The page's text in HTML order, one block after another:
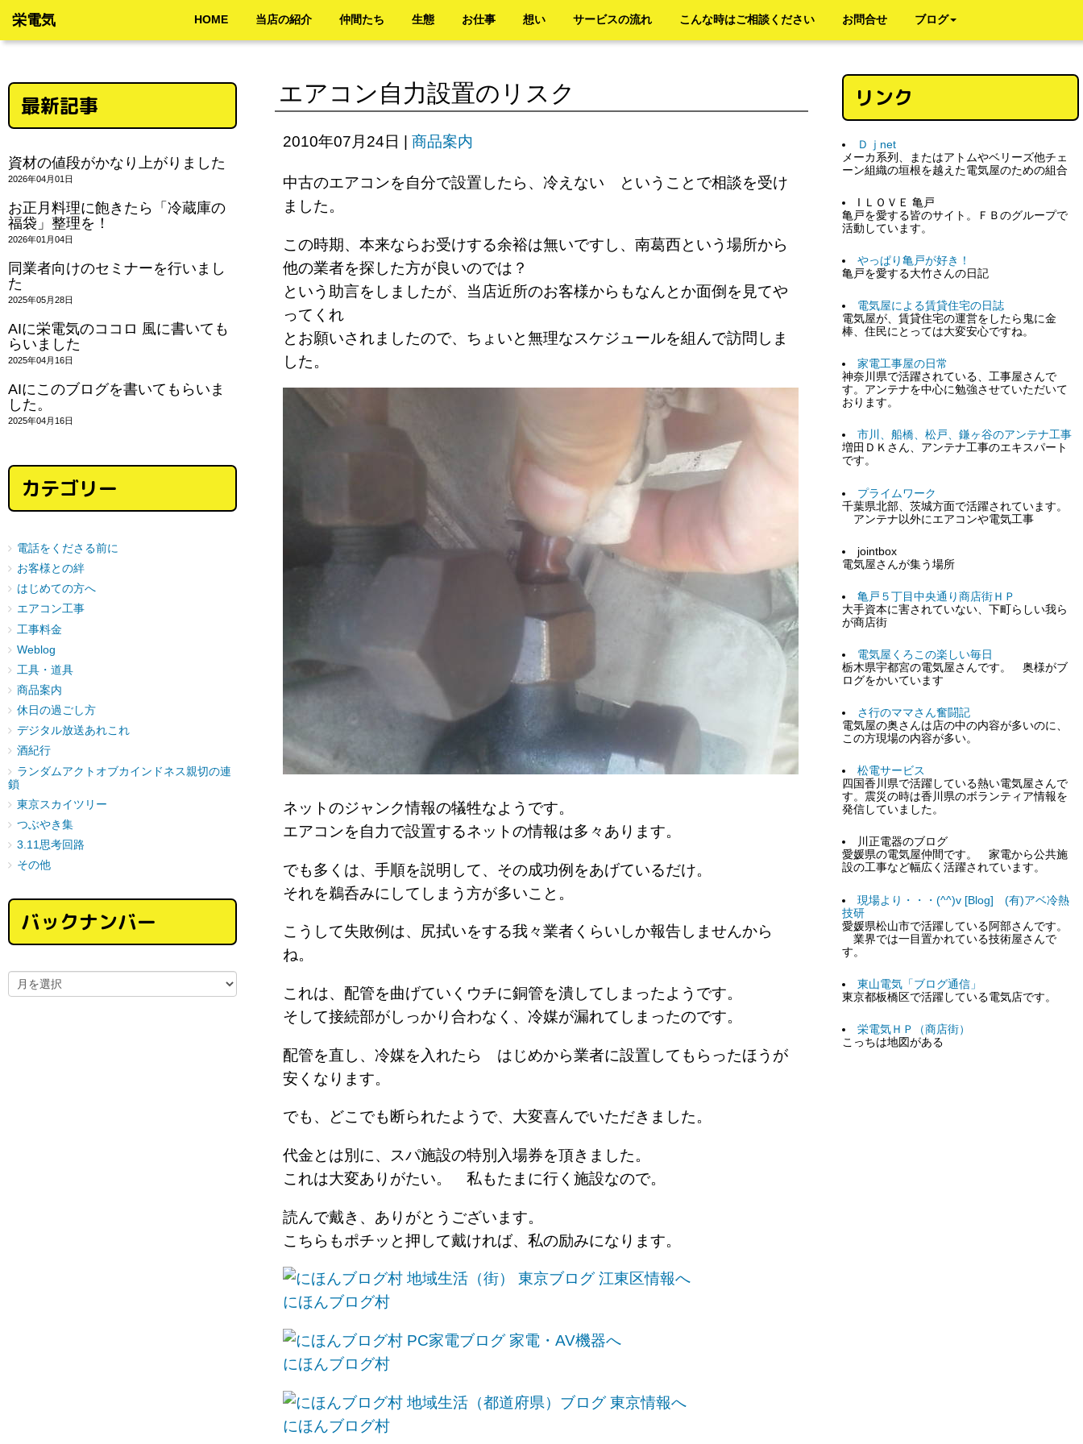
栄電気 HOME 当店の紹介 仲間たち 生態 お仕事 想い サービスの流れ こんな時はご相談ください お問合せ ブログ
エアコン自力設置のリスク
2010年07月24日 商品案内
中古のエアコンを自分で設置したら、冷えない ということで相談を受け
ました。
この時期、本来ならお受けする余裕は無いですし、南葛西という場所から
他の業者を探した方が良いのでは？
という助言をしましたが、当店近所のお客様からもなんとか面倒を見てや
ってくれ
とお願いされましたので、ちょいと無理なスケジュールを組んで訪問しま
した。
ネットのジャンク情報の犠牲なようです。
エアコンを自力で設置するネットの情報は多々あります。
でも多くは、手順を説明して、その成功例をあげているだけ。
それを鵜呑みにしてしまう方が多いこと。
こうして失敗例は、尻拭いをする我々業者くらいしか報告しませんから
ね。
これは、配管を曲げていくウチに銅管を潰してしまったようです。
そして接続部がしっかり合わなく、冷媒が漏れてしまったのです。
配管を直し、冷媒を入れたら はじめから業者に設置してもらったほうが
安くなります。
でも、どこでも断られたようで、大変喜んでいただきました。
代金とは別に、スパ施設の特別入場券を頂きました。
これは大変ありがたい。 私もたまに行く施設なので。
読んで戴き、ありがとうございます。
こちらもポチッと押して戴ければ、私の励みになります。
にほんブログ村
にほんブログ村
にほんブログ村
最新記事
資材の値段がかなり上がりました
2026年04月01日
お正月料理に飽きたら「冷蔵庫の
福袋」整理を！
2026年01月04日
同業者向けのセミナーを行いまし
た
2025年05月28日
AIに栄電気のココロ 風に書いても
らいました
2025年04月16日
AIにこのブログを書いてもらいま
した。
2025年04月16日
カテゴリー
電話をくださる前に
お客様との絆
はじめての方へ
エアコン工事
工事料金
Weblog
工具・道具
商品案内
休日の過ごし方
デジタル放送あれこれ
酒紀行
ランダムアクトオブカインドネス親切の連
鎖
東京スカイツリー
つぶやき集
3.11思考回路
その他
バックナンバー
リンク
Ｄｊnet
メーカ系列、またはアトムやベリーズ他チェ
ーン組織の垣根を越えた電気屋のための組合
I ＬＯＶＥ 亀戸
亀戸を愛する皆のサイト。ＦＢのグループで
活動しています。
やっぱり亀戸が好き！
亀戸を愛する大竹さんの日記
電気屋による賃貸住宅の日誌
電気屋が、賃貸住宅の運営をしたら鬼に金
棒、住民にとっては大変安心ですね。
家電工事屋の日常
神奈川県で活躍されている、工事屋さんで
す。アンテナを中心に勉強させていただいて
おります。
市川、船橋、松戸、鎌ヶ谷のアンテナ工事
増田ＤＫさん、アンテナ工事のエキスパート
です。
プライムワーク
千葉県北部、茨城方面で活躍されています。
アンテナ以外にエアコンや電気工事
jointbox
電気屋さんが集う場所
亀戸５丁目中央通り商店街ＨＰ
大手資本に害されていない、下町らしい我ら
が商店街
電気屋くろこの楽しい毎日
栃木県宇都宮の電気屋さんです。 奥様がブ
ログをかいています
さ行のママさん奮闘記
電気屋の奥さんは店の中の内容が多いのに、
この方現場の内容が多い。
松電サービス
四国香川県で活躍している熱い電気屋さんで
す。震災の時は香川県のボランティア情報を
発信していました。
川正電器のブログ
愛媛県の電気屋仲間です。 家電から公共施
設の工事など幅広く活躍されています。
現場より・・・(^^)v [Blog] (有)アベ冷熱
技研
愛媛県松山市で活躍している阿部さんです。
業界では一目置かれている技術屋さんで
す。
東山電気「ブログ通信」
東京都板橋区で活躍している電気店です。
栄電気ＨＰ（商店街）
こっちは地図がある